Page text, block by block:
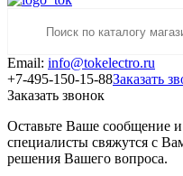
Email: info@tokelectro.ru
+7-495-150-15-88Заказать
Заказать звонок
Оставьте Ваше сообщение
специалисты свяжутся с
решения Вашего вопроса.